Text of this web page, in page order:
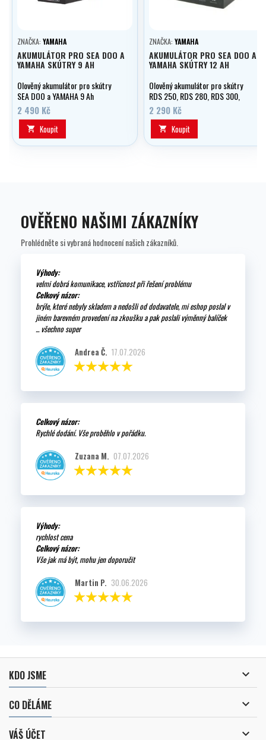
ZNAČKA: YAMAHA
AKUMULÁTOR PRO SEA DOO A
YAMAHA SKÚTRY 9 AH
Olověný akumulátor pro skútry
SEA DOO a YAMAHA 9 Ah
2 490 Kč
 Koupit
ZNAČKA: YAMAHA
AKUMULÁTOR PRO SEA DOO A
YAMAHA SKÚTRY 12 AH
Olověný akumulátor pro skútry
RDS 250, RDS 280, RDS 300,
SEASCOOTER, VS
SUPERCHARGED, GTS, GTI 12
V/12 Ah
2 290 Kč
 Koupit
OVĚŘENO NAŠIMI ZÁKAZNÍKY
Prohlédněte si vybraná hodnocení našich zákazníků.
Výhody:
velmi dobrá komunikace, vstřícnost při řešení problému
Celkový názor:
brýle, které nebyly skladem a nedošli od dodavatele, mi eshop poslal v
jiném barevném provedení na zkoušku a pak poslali výměnný balíček
... všechno super
Andrea Č. 17.07.2026
Celkový názor:
Rychlé dodání. Vše proběhlo v pořádku.
Zuzana M. 07.07.2026
Výhody:
rychlost cena
Celkový názor:
Vše jak má být, mohu jen doporučit
Martin P. 30.06.2026
KDO JSME 
CO DĚLÁME 
VÁŠ ÚČET 